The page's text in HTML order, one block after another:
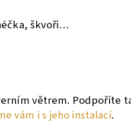
škvoři…
větrem. Podpoříte
vám i s jeho instalací.